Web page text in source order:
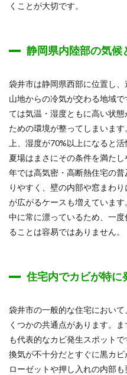
くことが大切です。
静岡県内陸部の気候
袋井市は静岡県西部に位置し
山地からの冷気が交わる地域
ては気温・湿度ともに高い状
ための環境が整ってしまいま
上、湿度が70%以上になると
夏場はまさにその条件を満た
年では高気密・高断熱住宅の
りやすく、壁の内部や窓まわ
が広がるケースも増えていま
中に常に漂っているため、一
ることは容易ではありません。
住宅内でカビが特に
袋井市の一般的な住宅におい
くつかの共通点があります。
も代表的なカビ発生スポット
換気が不十分だとすぐに黒カ
ローゼットや押し入れの内部